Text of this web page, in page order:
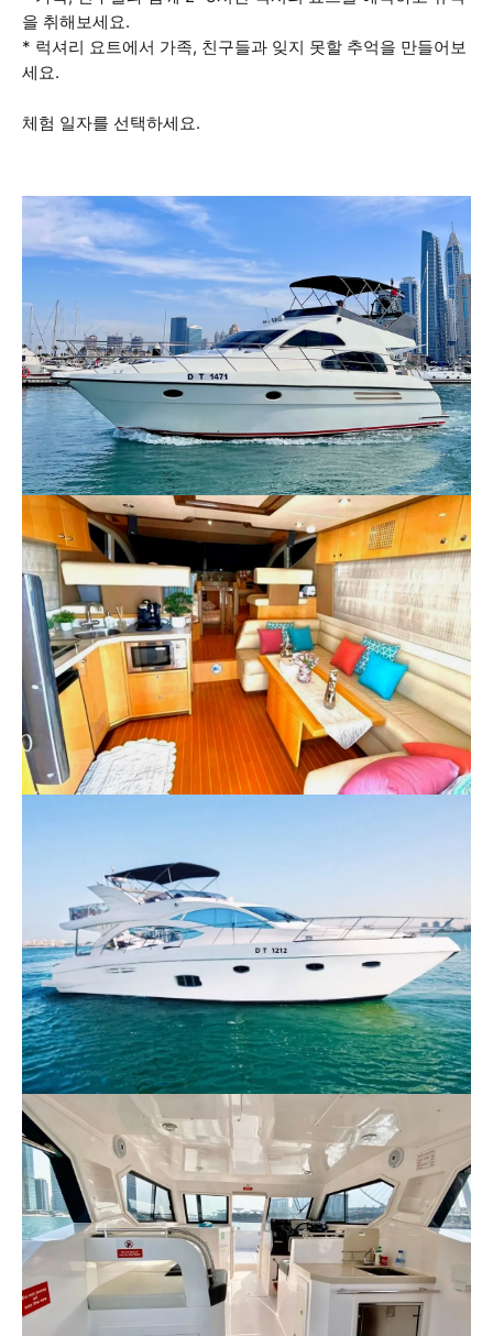
을 취해보세요.
* 럭셔리 요트에서 가족, 친구들과 잊지 못할 추억을 만들어보
세요.
체험 일자를 선택하세요.